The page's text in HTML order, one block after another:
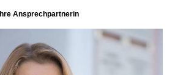
Ihre Ansprechpartnerin